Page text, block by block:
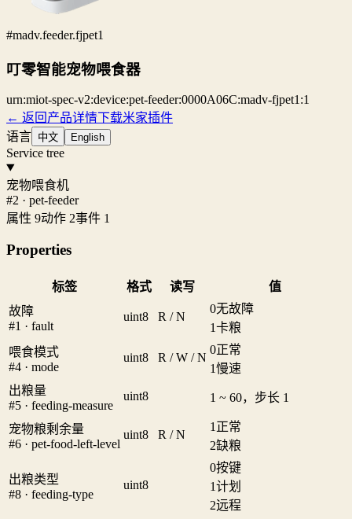
#madv.feeder.fjpet1
叮零智能宠物喂食器
urn:miot-spec-v2:device:pet-feeder:0000A06C:madv-fjpet1:1
← 返回产品详情下载米家插件
语言 中文 English
Service tree
宠物喂食机
#2 · pet-feeder
属性 9动作 2事件 1
Properties
标签 格式 读写
值
故障
#1 · fault
uint8 R / N
0无故障
1卡粮
喂食模式
#4 · mode
uint8 R / W / N
0正常
1慢速
出粮量
#5 · feeding-measure
uint8 1 ~ 60，步长 1
宠物粮剩余量
#6 · pet-food-left-level
uint8 R / N
1 正常
2缺粮
出粮类型
#8 · feeding-type
uint8
0按键
1计划
2远程